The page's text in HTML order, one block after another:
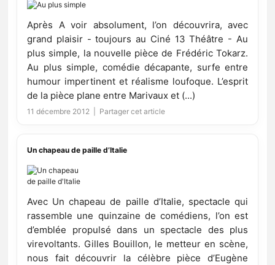
Après A voir absolument, l’on découvrira, avec
grand plaisir - toujours au Ciné 13 Théâtre - Au
plus simple, la nouvelle pièce de Frédéric Tokarz.
Au plus simple, comédie décapante, surfe entre
humour impertinent et réalisme loufoque. L’esprit
de la pièce plane entre Marivaux et (...)
11 décembre 2012 | Partager cet article
Un chapeau de paille d’Italie
Avec Un chapeau de paille d’Italie, spectacle qui
rassemble une quinzaine de comédiens, l’on est
d’emblée propulsé dans un spectacle des plus
virevoltants. Gilles Bouillon, le metteur en scène,
nous fait découvrir la célèbre pièce d’Eugène